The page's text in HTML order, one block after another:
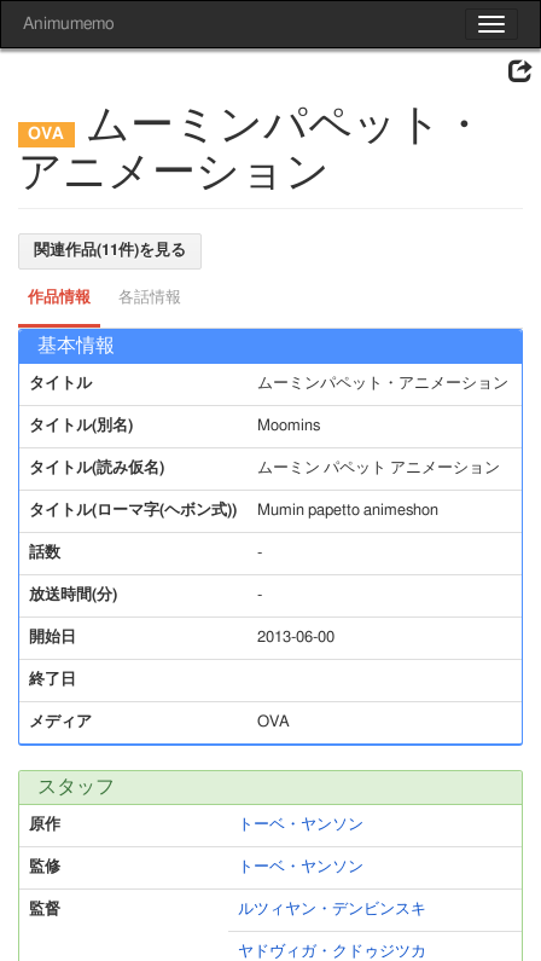
Toggle
Animumemo
ムーミンパペット・
アニメーション
関連作品(11件)を見る
作品情報 各話情報
基本情報
タイトル ムーミンパペット・アニメーション
タイトル(別名) Moomins
タイトル(読み仮名) ムーミン パペット アニメーション
タイトル(ローマ字(ヘボン式)) Mumin papetto animeshon
話数 -
放送時間(分) -
開始日 2013-06-00
終了日
メディア OVA
スタッフ
原作 トーベ・ヤンソン
監修 トーベ・ヤンソン
監督 ルツィヤン・デンビンスキ
ヤドヴィガ・クドゥジツカ